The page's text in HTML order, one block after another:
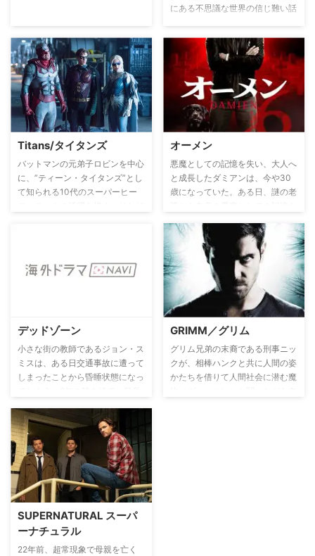
にある不思議な世界の信じ難い話
と言うものは、目に見えない猫、
水タバコを吸う芋虫、しゃべるト
ランプなど奇妙なものばかり。悩
みを抱えているアリスは正気を失
ってしまったのかもしれない。医
師たちはすべてを忘れてしまう治
療法でアリスを治そうとする。ア
リス自身もすべてを忘れ去ってし
まいたいと思っていた。特に彼女
が恋に落ちた精霊サイラスとの思
い出を。
Titans/タイタンズ​
バットマンの元弟子ロビンを中心
に、”ティーン・タイタンズ”とし
て知られる10代のスーパーヒー
合いながら、正義のために闘って
いく。
オーメン
悪魔としての記憶を失い、大人へ
と成長したダミアンは、今や30
歳になっていた。ある日、謎の老
たダミアンは、忘れていた少年期
の記憶を徐々に思い出していくこ
とになるが、それはやがて訪れる
悪魔と人間による激しい戦いの幕
開けを意味することだった…。
デッドゾーン
小さな街の教師であるジョン・ス
ミスは、ある日交通事故に遭って
しまったことから昏睡状態になっ
いた。それは触れた者の過去や未
来を見通すことができる超能力だ
った。サイキックとなったジョン
は、行く先々で人々の人生を見通
し、やがて訪れるハルマゲドンを
阻止しようと奮闘するが…。
GRIMM／グリム
グリム兄弟の末裔である刑事ニッ
クが、相棒ハンクと共に人間の姿
かたちを借りて人間社会に潜む魔
SUPERNATURAL スーパ
ーナチュラル
22年前、超常現象で母親を亡く